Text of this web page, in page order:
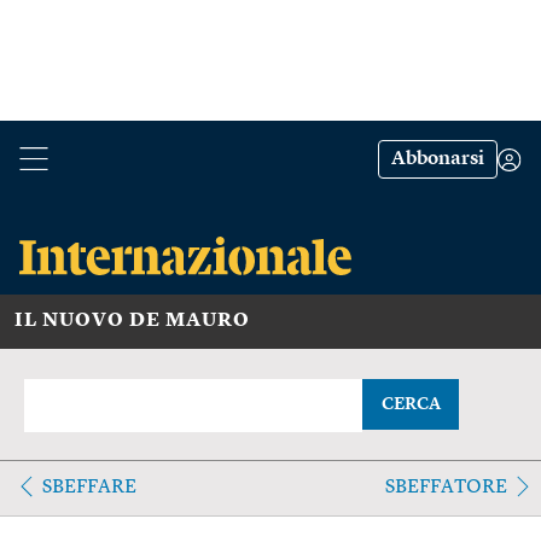
Abbonarsi
IL NUOVO DE MAURO
CERCA
SBEFFARE SBEFFATORE